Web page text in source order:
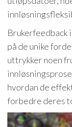
Brukerfeedback
på de unike
uttrykker noen
hvordan de
forbedre deres